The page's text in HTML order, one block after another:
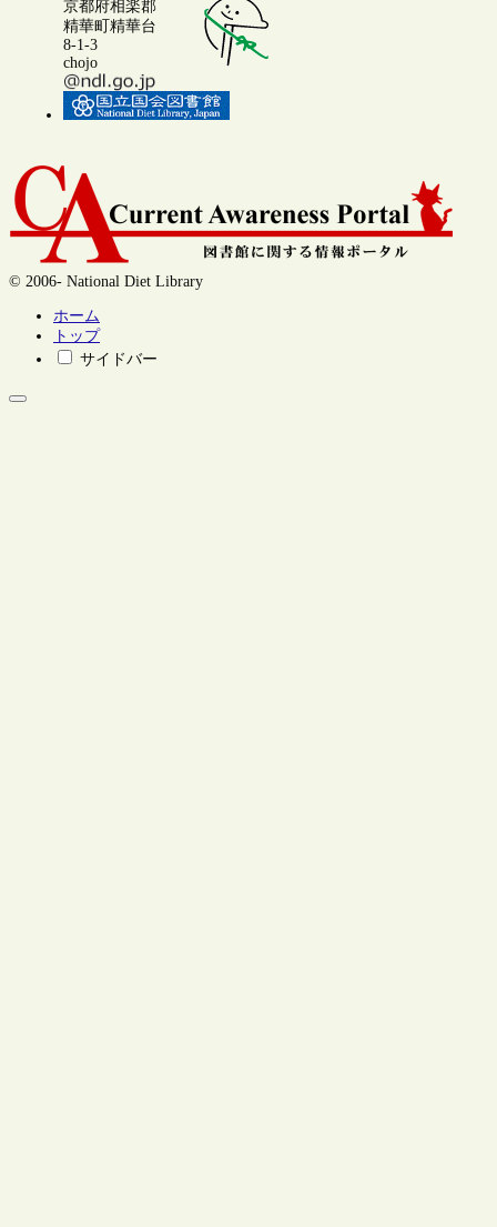
京都府相楽郡
精華町精華台
8-1-3
chojo
© 2006- National Diet Library
ホーム
トップ
サイドバー